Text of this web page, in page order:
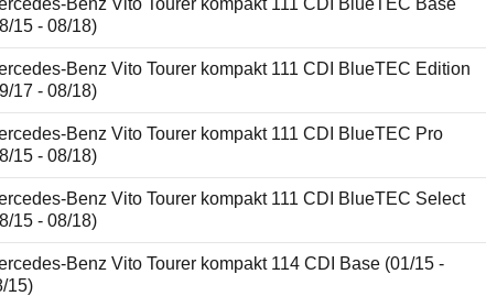
Benz Vito Tourer kompakt 111 CDI BlueTEC Base
15 - 08/18)
Benz Vito Tourer kompakt 111 CDI BlueTEC Edition
17 - 08/18)
Benz Vito Tourer kompakt 111 CDI BlueTEC Pro
15 - 08/18)
Benz Vito Tourer kompakt 111 CDI BlueTEC Select
15 - 08/18)
Benz Vito Tourer kompakt 114 CDI Base (01/15 -
15)